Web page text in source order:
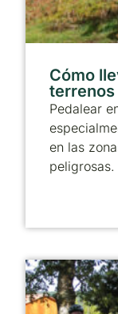
Cómo
Pedalear
en las